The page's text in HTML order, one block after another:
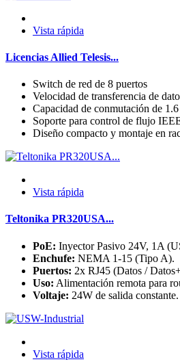
Vista rápida
Licencias Allied Telesis...
Switch de red de 8 puertos
Velocidad de transferencia de
Capacidad de conmutación de
Soporte para control de flujo
Diseño compacto y montaje en
Vista rápida
Teltonika PR320USA...
PoE: Inyector Pasivo 24V, 1A
Enchufe: NEMA 1-15 (Tipo A).
Puertos: 2x RJ45 (Datos /
Uso: Alimentación remota para
Voltaje: 24W de salida constante.
Vista rápida